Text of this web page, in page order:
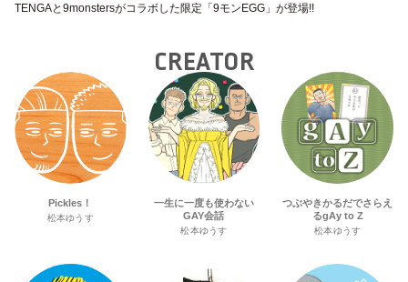
TENGAと9monstersがコラボした限定「9モンEGG」が登場!!
CREATOR
Pickles！
松本ゆうす
一生に一度も使わない
GAY会話
松本ゆうす
つぶやきかるだでさらえ
るgAy to Z
松本ゆうす